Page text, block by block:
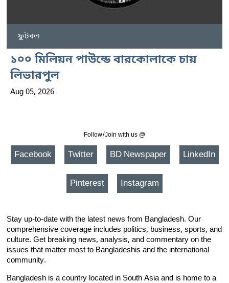
ফুটবল
১০০ মিলিয়ন পাউন্ডে বারকোলাকে চায়
লিভারপুল
Aug 05, 2026
Follow/Join with us @
Facebook Twitter BD Newspaper LinkedIn
Pinterest Instagram
Stay up-to-date with the latest news from Bangladesh. Our
comprehensive coverage includes politics, business, sports, and
culture. Get breaking news, analysis, and commentary on the
issues that matter most to Bangladeshis and the international
community.
Bangladesh is a country located in South Asia and is home to a